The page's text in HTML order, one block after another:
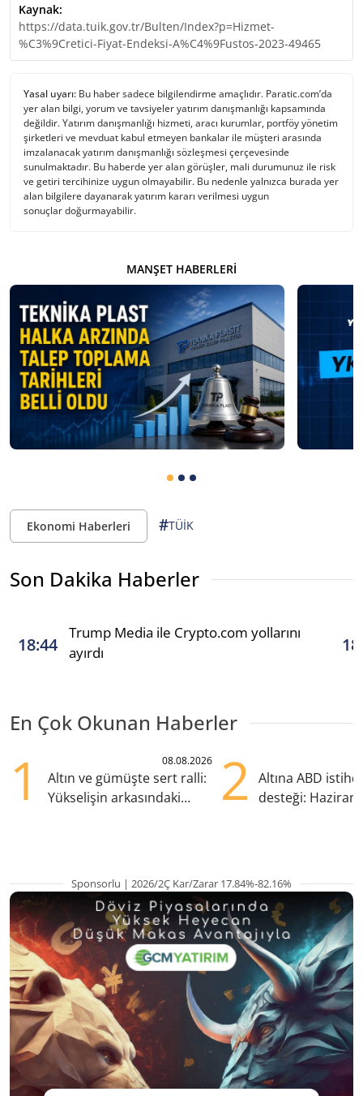
Kaynak:
https://data.tuik.gov.tr/Bulten/Index?p=Hizmet-
%C3%9Cretici-Fiyat-Endeksi-A%C4%9Fustos-2023-49465
Yasal uyarı: Bu haber sadece bilgilendirme amaçlıdır. Paratic.com’da
yer alan bilgi, yorum ve tavsiyeler yatırım danışmanlığı kapsamında
değildir. Yatırım danışmanlığı hizmeti, aracı kurumlar, portföy yönetim
şirketleri ve mevduat kabul etmeyen bankalar ile müşteri arasında
imzalanacak yatırım danışmanlığı sözleşmesi çerçevesinde
sunulmaktadır. Bu haberde yer alan görüşler, mali durumunuz ile risk
ve getiri tercihinize uygun olmayabilir. Bu nedenle yalnızca burada yer
alan bilgilere dayanarak yatırım kararı verilmesi uygun
sonuçlar doğurmayabilir.
MANŞET HABERLERI
Ekonomi Haberleri #TÜİK
Son Dakika Haberler
18:44
Trump Media ile Crypto.com yollarını
ayırdı
En Çok Okunan Haberler
1 08.08.2026
Altın ve gümüşte sert ralli:
Yükselişin arkasındaki
2
Altına ABD
desteği:
Sponsorlu | 2026/2Ç Kar/Zarar 17.84%-82.16%